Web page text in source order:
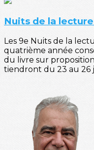
Nuits de la
Les 9e Nuits de la
quatrième année
du livre sur
tiendront du 23 au 26